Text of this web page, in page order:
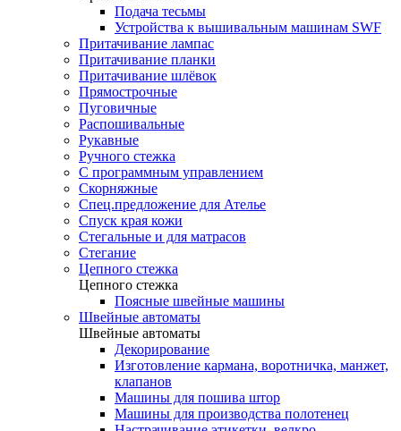
Подача тесьмы
Устройства к вышивальным машинам SWF
Притачивание лампас
Притачивание планки
Притачивание шлёвок
Прямострочные
Пуговичные
Распошивальные
Рукавные
Ручного стежка
С программным управлением
Скорняжные
Спец.предложение для Ателье
Спуск края кожи
Стегальные и для матрасов
Стегание
Цепного стежка
Цепного стежка
Поясные швейные машины
Швейные автоматы
Швейные автоматы
Декорирование
Изготовление кармана, воротничка, манжет,
клапанов
Машины для пошива штор
Машины для производства полотенец